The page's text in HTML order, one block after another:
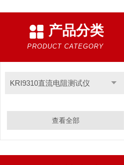
产品分类
PRODUCT CATEGORY
KRI9310直流电阻测试仪
查看全部